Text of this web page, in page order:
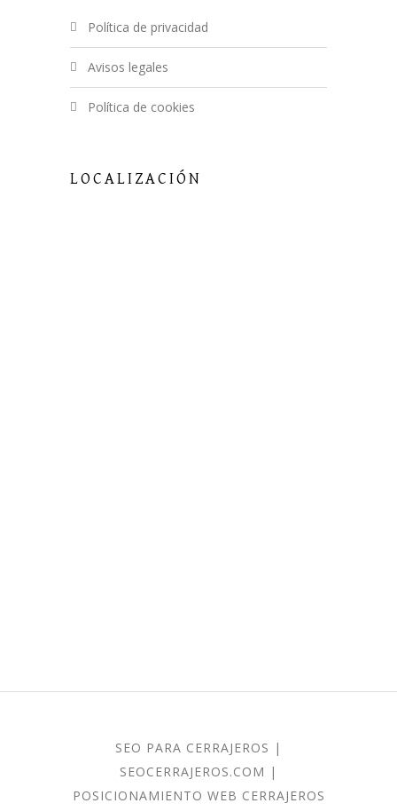
política de privacidad
avisos legales
política de cookies
LOCALIZACIÓN
SEO PARA CERRAJEROS |
SEOCERRAJEROS.COM |
POSICIONAMIENTO WEB CERRAJEROS